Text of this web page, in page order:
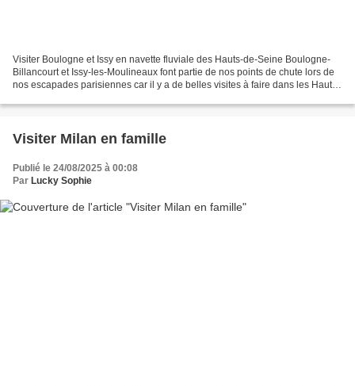
Visiter Boulogne et Issy en navette fluviale des Hauts-de-Seine Boulogne-
Billancourt et Issy-les-Moulineaux font partie de nos points de chute lors de
nos escapades parisiennes car il y a de belles visites à faire dans les Hauts-
Visiter Milan en famille
Publié le 24/08/2025 à 00:08
Par Lucky Sophie